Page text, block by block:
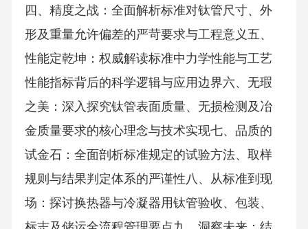
四、精度之战：全面解析标准对钛管尺寸、外
形及重量允许偏差的严苛要求与工程意义五、
性能定乾坤：权威解读标准中力学性能与工艺
性能指标背后的科学逻辑与应用边界六、无瑕
之美：深入探究钛管表面质量、无损检测及冶
金质量要求的核心理念与技术实现七、品质的
试金石：全面剖析标准规定的试验方法、取样
规则与结果判定体系的严谨性八、从标准到现
场：探讨换热器与冷凝器用钛管验收、包装、